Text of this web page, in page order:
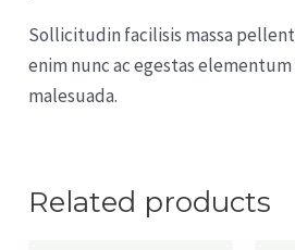
Sollicitudin facilisis massa
enim nunc ac egestas
malesuada.
Related products